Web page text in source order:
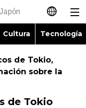
日本語
English
Cultura Tecnología
de Tokio,
sobre la
de Tokio